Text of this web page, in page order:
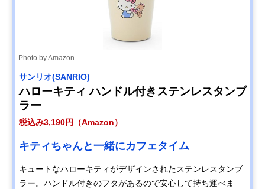
Photo by Amazon
サンリオ(SANRIO)
ハローキティ ハンドル付きステンレスタンブ
ラー
税込み3,190円（Amazon）
キティちゃんと一緒にカフェタイム
キュートなハローキティがデザインされたステンレスタンブ
ラー。ハンドル付きのフタがあるので安心して持ち運べま